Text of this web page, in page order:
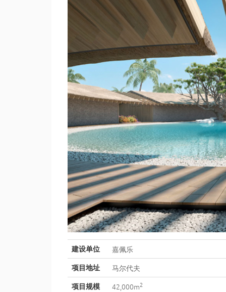
建设单位 嘉佩乐
项目地址 马尔代夫
项目规模 42,000m2